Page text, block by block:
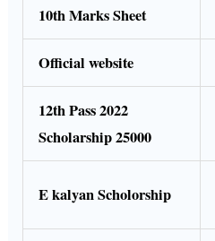
10th Marks Sheet
Official website
12th Pass 2022
Scholarship 25000
E kalyan Scholorship